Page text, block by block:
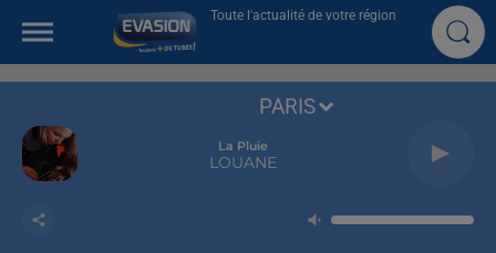
Toute l'actualité de votre région
La Pluie
LOUANE
PARIS